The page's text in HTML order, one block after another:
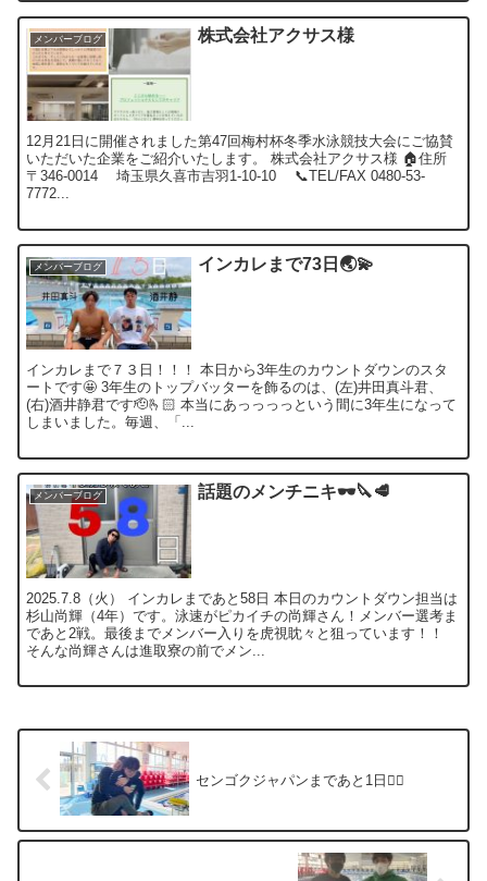
メンバーブログ 株式会社アクサス様
12月21日に開催されました第47回梅村杯冬季水泳競技大会にご協賛
いただいた企業をご紹介いたします。 株式会社アクサス様 🏠住所
〒346-0014 埼玉県久喜市吉羽1-10-10 📞TEL/FAX 0480-53-
7772...
メンバーブログ インカレまで73日🌏💫
インカレまで７３日！！！ 本日から3年生のカウントダウンのスタ
ートです🤩 3年生のトップバッターを飾るのは、(左)井田真斗君、
(右)酒井静君です🫡🫰🏻 本当にあっっっっという間に3年生になって
しまいました。毎週、「...
メンバーブログ 話題のメンチニキ🕶🔪🥩
2025.7.8（火） インカレまであと58日 本日のカウントダウン担当は
杉山尚輝（4年）です。泳速がピカイチの尚輝さん！メンバー選考ま
であと2戦。最後までメンバー入りを虎視眈々と狙っています！！
そんな尚輝さんは進取寮の前でメン...
センゴクジャパンまであと1日🏊‍♂️